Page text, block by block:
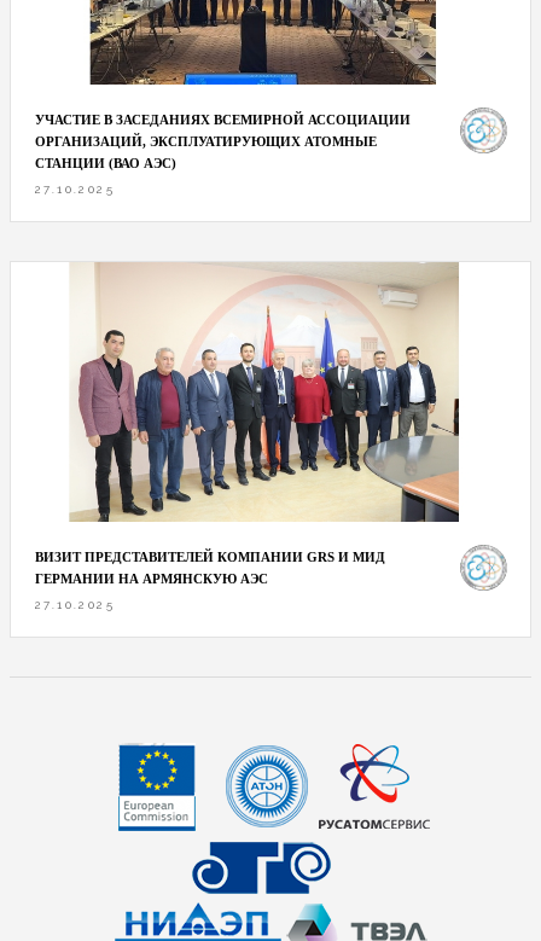
УЧАСТИЕ В ЗАСЕДАНИЯХ ВСЕМИРНОЙ АССОЦИАЦИИ
ОРГАНИЗАЦИЙ, ЭКСПЛУАТИРУЮЩИХ АТОМНЫЕ
СТАНЦИИ (ВАО АЭС)
27.10.2025
ВИЗИТ ПРЕДСТАВИТЕЛЕЙ КОМПАНИИ GRS И МИД
ГЕРМАНИИ НА АРМЯНСКУЮ АЭС
27.10.2025